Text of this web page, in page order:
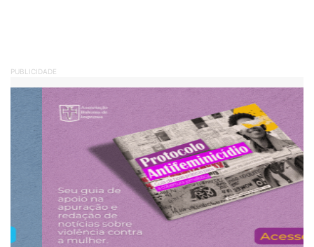
PUBLICIDADE